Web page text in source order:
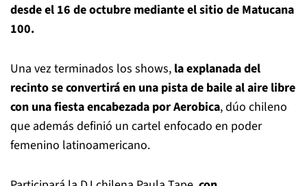
desde el 16 de octubre mediante el sitio de Matucana
100.
Una vez terminados los shows, la explanada del
recinto se convertirá en una pista de baile al aire libre
con una fiesta encabezada por Aerobica, dúo chileno
que además definió un cartel enfocado en poder
femenino latinoamericano.